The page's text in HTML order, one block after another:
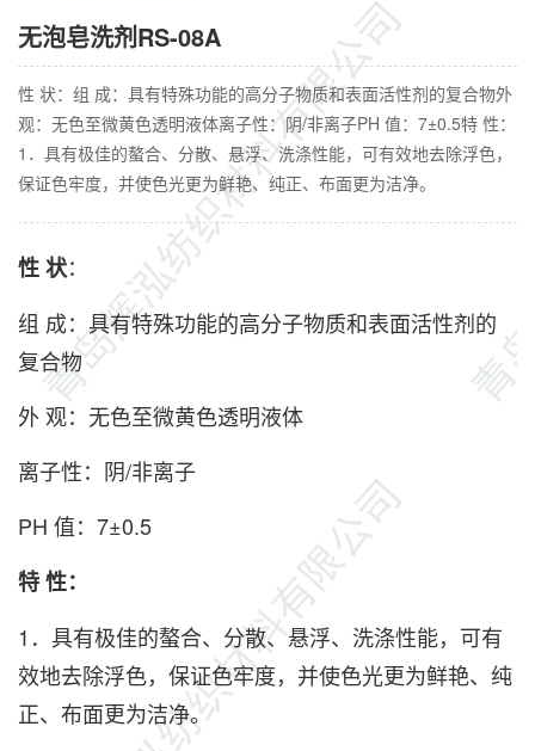
无泡皂洗剂RS-08A
性 状：组 成：具有特殊功能的高分子物质和表面活性剂的复合物外
观：无色至微黄色透明液体离子性：阴/非离子PH 值：7±0.5特 性：
1．具有极佳的螯合、分散、悬浮、洗涤性能，可有效地去除浮色，
保证色牢度，并使色光更为鲜艳、纯正、布面更为洁净。
性 状：
组 成：具有特殊功能的高分子物质和表面活性剂的
复合物
外 观：无色至微黄色透明液体
离子性：阴/非离子
PH 值：7±0.5
特 性：
1．具有极佳的螯合、分散、悬浮、洗涤性能，可有
效地去除浮色，保证色牢度，并使色光更为鲜艳、纯
正、布面更为洁净。